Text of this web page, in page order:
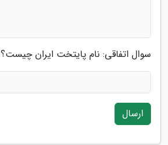
سوال اتفاقی: نام پایتخت ایران چیست؟
ارسال